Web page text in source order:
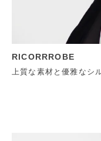
RICORRROBE
上質な素材と優雅なシ